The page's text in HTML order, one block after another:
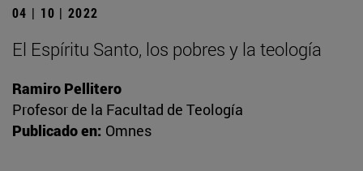
04 | 10 | 2022
El Espíritu Santo, los pobres y la teología
Ramiro Pellitero
Profesor de la Facultad de Teología
Publicado en: Omnes